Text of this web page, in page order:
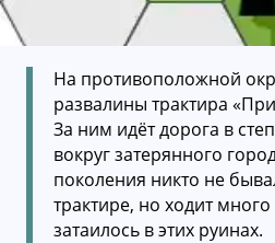
На противоположной
развалины трактира
За ним идёт дорога в
вокруг затерянного
поколения никто не
трактире, но ходит
затаилось в этих руинах.